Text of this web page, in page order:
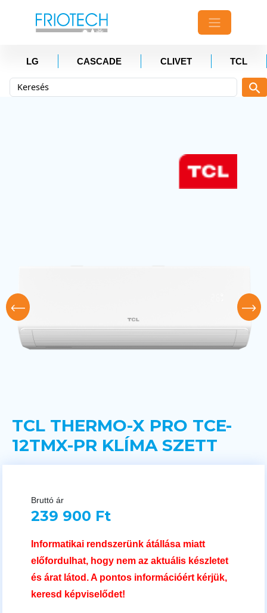
LG CASCADE CLIVET TCL
TCL THERMO-X PRO TCE-
12TMX-PR KLÍMA SZETT
Bruttó ár
239 900 Ft
Informatikai rendszerünk átállása miatt
előfordulhat, hogy nem az aktuális készletet
és árat látod. A pontos információért kérjük,
keresd képviselődet!